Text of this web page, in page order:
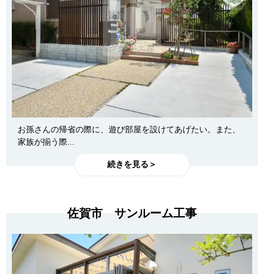
お孫さんの帰省の際に、遊び部屋を設けてあげたい。また、
家族が揃う際...
続きを見る＞
佐賀市 サンルーム工事